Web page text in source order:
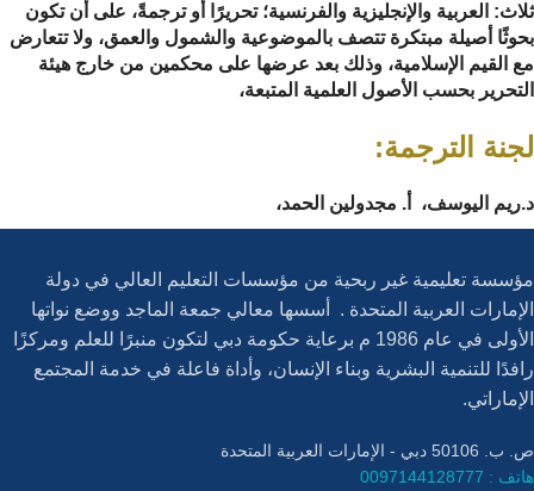
ثلاث: العربية والإنجليزية والفرنسية؛ تحريرًا أو ترجمةً، على أن تكون
بحوثًا أصيلة مبتكرة تتصف بالموضوعية والشمول والعمق، ولا تتعارض
مع القيم الإسلامية، وذلك بعد عرضها على محكمين من خارج هيئة
التحرير بحسب الأصول العلمية المتبعة،
لجنة الترجمة:
د.ريم اليوسف، أ. مجدولين الحمد،
مؤسسة تعليمية غير ربحية من مؤسسات التعليم العالي في دولة
الإمارات العربية المتحدة . أسسها معالي جمعة الماجد ووضع نواتها
الأولى في عام 1986 م برعاية حكومة دبي لتكون منبرًا للعلم ومركزًا
رافدًا للتنمية البشرية وبناء الإنسان، وأداة فاعلة في خدمة المجتمع
الإماراتي.
ص. ب. 50106 دبي - الإمارات العربية المتحدة
هاتف : 0097144128777